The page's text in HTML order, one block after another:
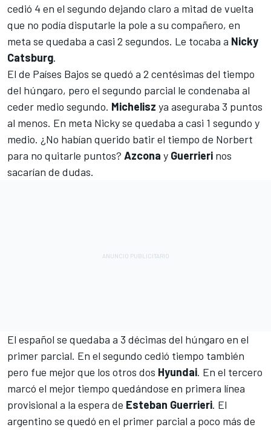
cedió 4 en el segundo dejando claro a mitad de vuelta
que no podía disputarle la pole a su compañero, en
meta se quedaba a casi 2 segundos. Le tocaba a Nicky
Catsburg.
El de Países Bajos se quedó a 2 centésimas del tiempo
del húngaro, pero el segundo parcial le condenaba al
ceder medio segundo. Michelisz ya aseguraba 3 puntos
al menos. En meta Nicky se quedaba a casi 1 segundo y
medio. ¿No habían querido batir el tiempo de Norbert
para no quitarle puntos? Azcona y Guerrieri nos
sacarían de dudas.
El español se quedaba a 3 décimas del húngaro en el
primer parcial. En el segundo cedió tiempo también
pero fue mejor que los otros dos Hyundai. En el tercero
marcó el mejor tiempo quedándose en primera línea
provisional a la espera de Esteban Guerrieri. El
argentino se quedó en el primer parcial a poco más de